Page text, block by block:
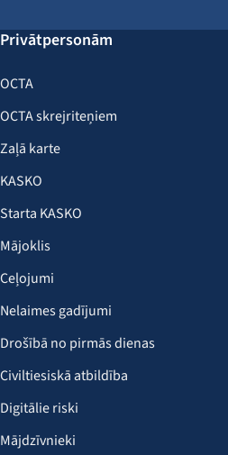
Privātpersonām
OCTA
OCTA skrejriteņiem
Zaļā karte
KASKO
Starta KASKO
Mājoklis
Ceļojumi
Nelaimes gadījumi
Drošībā no pirmās dienas
Civiltiesiskā atbildība
Digitālie riski
Mājdzīvnieki